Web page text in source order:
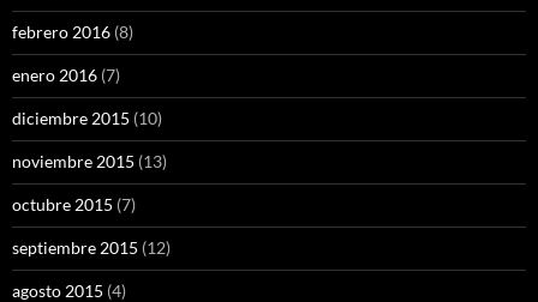
febrero 2016 (8)
enero 2016 (7)
diciembre 2015 (10)
noviembre 2015 (13)
octubre 2015 (7)
septiembre 2015 (12)
agosto 2015 (4)